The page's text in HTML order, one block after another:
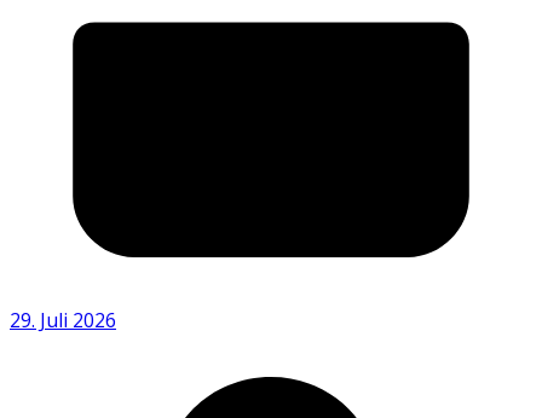
29. Juli 2026